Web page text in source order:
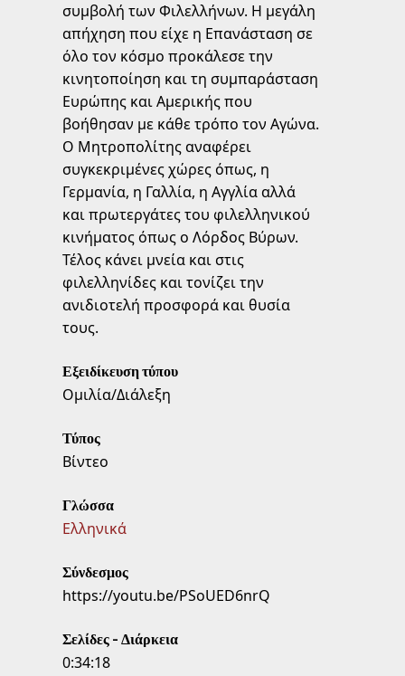
συμβολή των Φιλελλήνων. Η μεγάλη
απήχηση που είχε η Επανάσταση σε
όλο τον κόσμο προκάλεσε την
κινητοποίηση και τη συμπαράσταση
Ευρώπης και Αμερικής που
βοήθησαν με κάθε τρόπο τον Αγώνα.
Ο Μητροπολίτης αναφέρει
συγκεκριμένες χώρες όπως, η
Γερμανία, η Γαλλία, η Αγγλία αλλά
και πρωτεργάτες του φιλελληνικού
κινήματος όπως ο Λόρδος Βύρων.
Τέλος κάνει μνεία και στις
φιλελληνίδες και τονίζει την
ανιδιοτελή προσφορά και θυσία
τους.
Εξειδίκευση τύπου
Ομιλία/Διάλεξη
Τύπος
Βίντεο
Γλώσσα
Ελληνικά
Σύνδεσμος
https://youtu.be/PSoUED6nrQ
Σελίδες - Διάρκεια
0:34:18